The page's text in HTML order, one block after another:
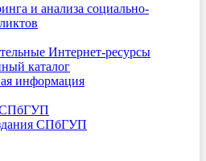
и анализа социально-
Интернет-ресурсы
каталог
информация
СПбГУП
СПбГУП